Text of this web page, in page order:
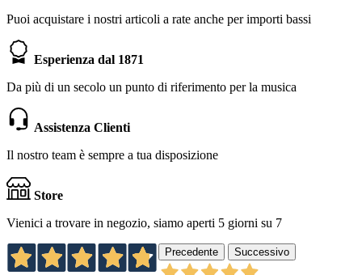
Puoi acquistare i nostri articoli a rate anche per importi bassi
Esperienza dal 1871
Da più di un secolo un punto di riferimento per la musica
Assistenza Clienti
Il nostro team è sempre a tua disposizione
Store
Vienici a trovare in negozio, siamo aperti 5 giorni su 7
Precedente Successivo